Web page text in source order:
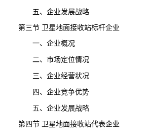
五、企业发展战略
第三节 卫星地面接收站标杆企业
一、企业概况
二、市场定位情况
三、企业经营状况
四、企业竞争优势
五、企业发展战略
第四节 卫星地面接收站代表企业